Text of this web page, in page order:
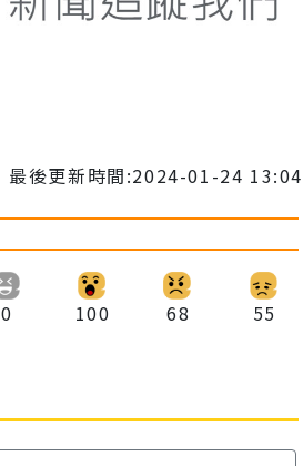
最後更新時間:2024-01-24 13:04
0 100 68 55